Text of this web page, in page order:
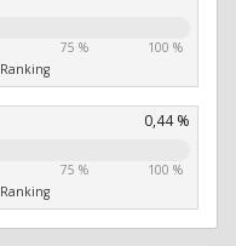
75 %
100 %
Ranking
0,44 %
75 %
100 %
Ranking